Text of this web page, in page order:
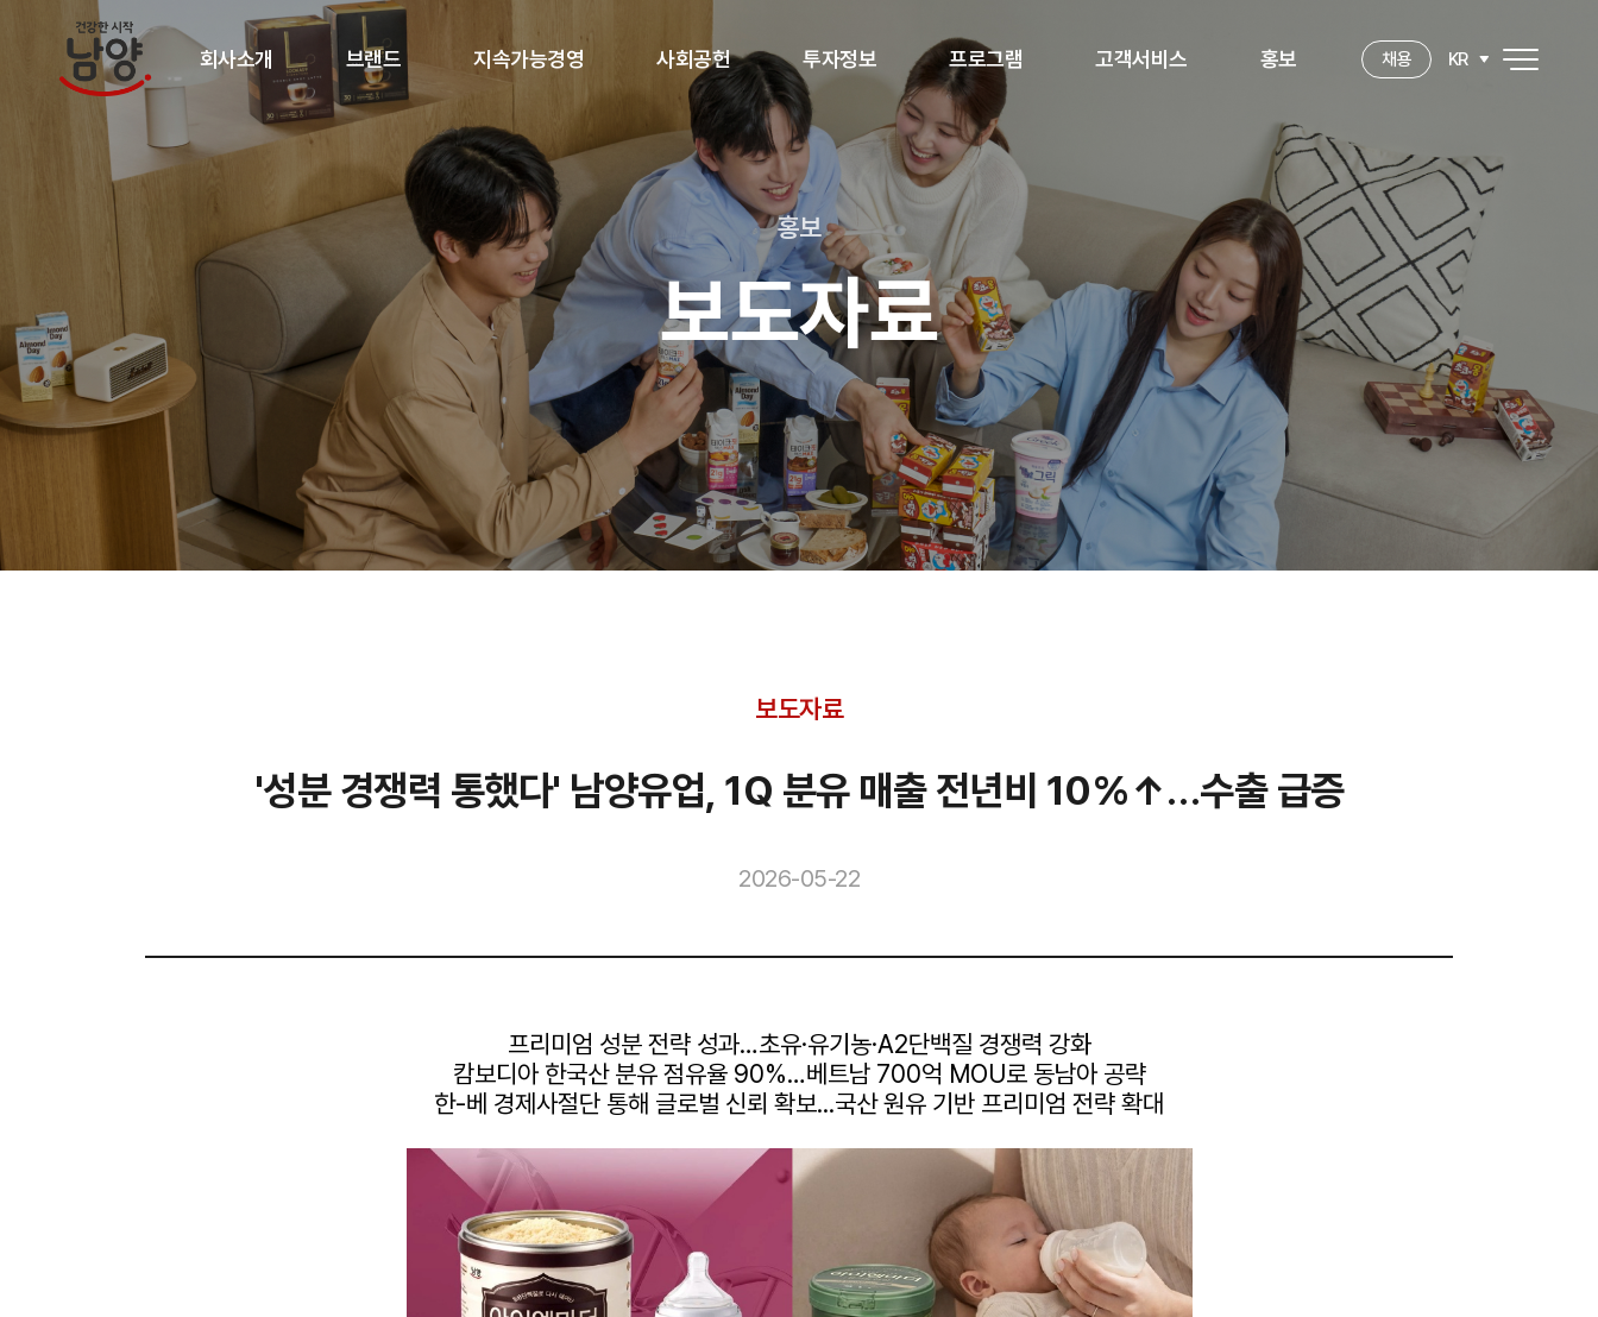
회사소개 브랜드 지속가능경영 사회공헌 투자정보 프로그램 고객서비스 홍보 채용 KR
홍보
보도자료
보도자료
'성분 경쟁력 통했다' 남양유업, 1Q 분유 매출 전년비 10%↑…수출 급증
2026-05-22
프리미엄 성분 전략 성과…초유·유기농·A2단백질 경쟁력 강화
캄보디아 한국산 분유 점유율 90%…베트남 700억 MOU로 동남아 공략
한-베 경제사절단 통해 글로벌 신뢰 확보...국산 원유 기반 프리미엄 전략 확대